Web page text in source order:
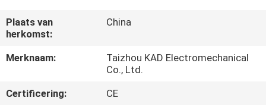
VIDEOS
ONGEVEER
Plaats van
herkomst:
China
Merknaam:
Taizhou KAD Electromechanical
Co., Ltd.
Certificering:
CE